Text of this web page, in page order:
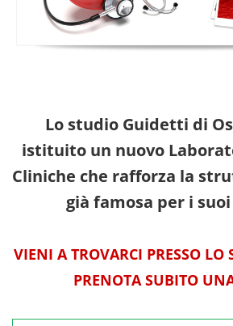
Lo studio Guidetti di
istituito un nuovo
Cliniche che rafforza la
già famosa per i
VIENI A TROVARCI PRESSO LO
PRENOTA SUBITO